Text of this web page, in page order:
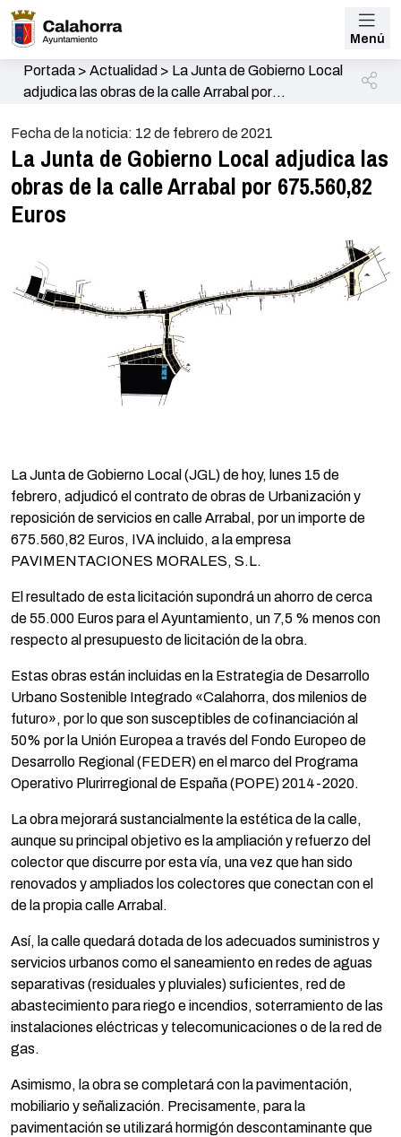
Menú
Portada> Actualidad > La Junta de Gobierno Local
adjudica las obras de la calle Arrabal por
Fecha de la noticia: 12 de febrero de 2021
La Junta de Gobierno Local adjudica las
obras de la calle Arrabal por 675.560,82
Euros
La Junta de Gobierno Local (JGL) de hoy, lunes 15 de
febrero, adjudicó el contrato de obras de Urbanización y
reposición de servicios en calle Arrabal, por un importe de
675.560,82 Euros, IVA incluido, a la empresa
PAVIMENTACIONES MORALES, S.L.
El resultado de esta licitación supondrá un ahorro de cerca
de 55.000 Euros para el Ayuntamiento, un 7,5 % menos con
respecto al presupuesto de licitación de la obra.
Estas obras están incluidas en la Estrategia de Desarrollo
Urbano Sostenible Integrado «Calahorra, dos milenios de
futuro», por lo que son susceptibles de cofinanciación al
50% por la Unión Europea a través del Fondo Europeo de
Desarrollo Regional (FEDER) en el marco del Programa
Operativo Plurirregional de España (POPE) 2014-2020.
La obra mejorará sustancialmente la estética de la calle,
aunque su principal objetivo es la ampliación y refuerzo del
colector que discurre por esta vía, una vez que han sido
renovados y ampliados los colectores que conectan con el
de la propia calle Arrabal.
Así, la calle quedará dotada de los adecuados suministros y
servicios urbanos como el saneamiento en redes de aguas
separativas (residuales y pluviales) suficientes, red de
abastecimiento para riego e incendios, soterramiento de las
instalaciones eléctricas y telecomunicaciones o de la red de
gas.
Asimismo, la obra se completará con la pavimentación,
mobiliario y señalización. Precisamente, para la
pavimentación se utilizará hormigón descontaminante que